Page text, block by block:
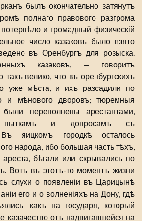
былъ окончательно затянутъ
полнаго правового разгрома
потерпѣло и громадный физическій
число казаковъ было взято
въ Оренбургъ для розыска.
казаковъ, — говоритъ
велико, что въ оренбургскихъ
уже мѣста, и ихъ разсадили по
и мѣнового дворовъ; тюремныя
были переполнены арестантами,
пыткамъ и допросамъ съ
яицкомъ городкѣ осталось
народа, ибо большая часть тѣхъ,
бѣгали или скрывались по
Вотъ въ этотъ-то моментъ жизни
слухи о появленіи въ Царицынѣ
его и о волненіяхъ на Дону, гдѣ
какъ на государя, который
казачество отъ надвигавшейся на